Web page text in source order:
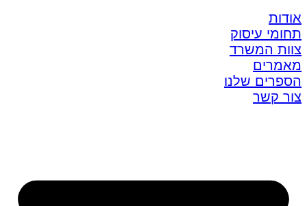
אודות
תחומי עיסוק
צוות המשרד
מאמרים
הספרים שלנו
צור קשר